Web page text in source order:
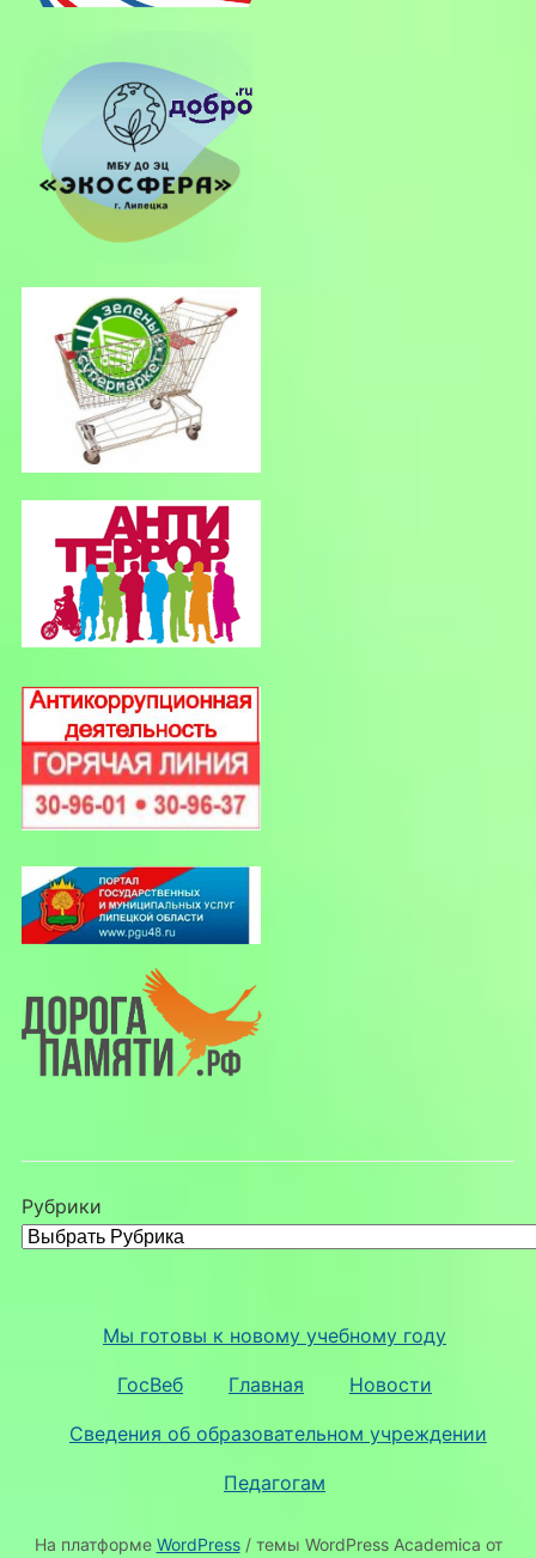
Рубрики
Мы готовы к новому учебному году
ГосВеб Главная Новости
Сведения об образовательном учреждении
Педагогам
На платформе WordPress/ темы WordPress Academica от